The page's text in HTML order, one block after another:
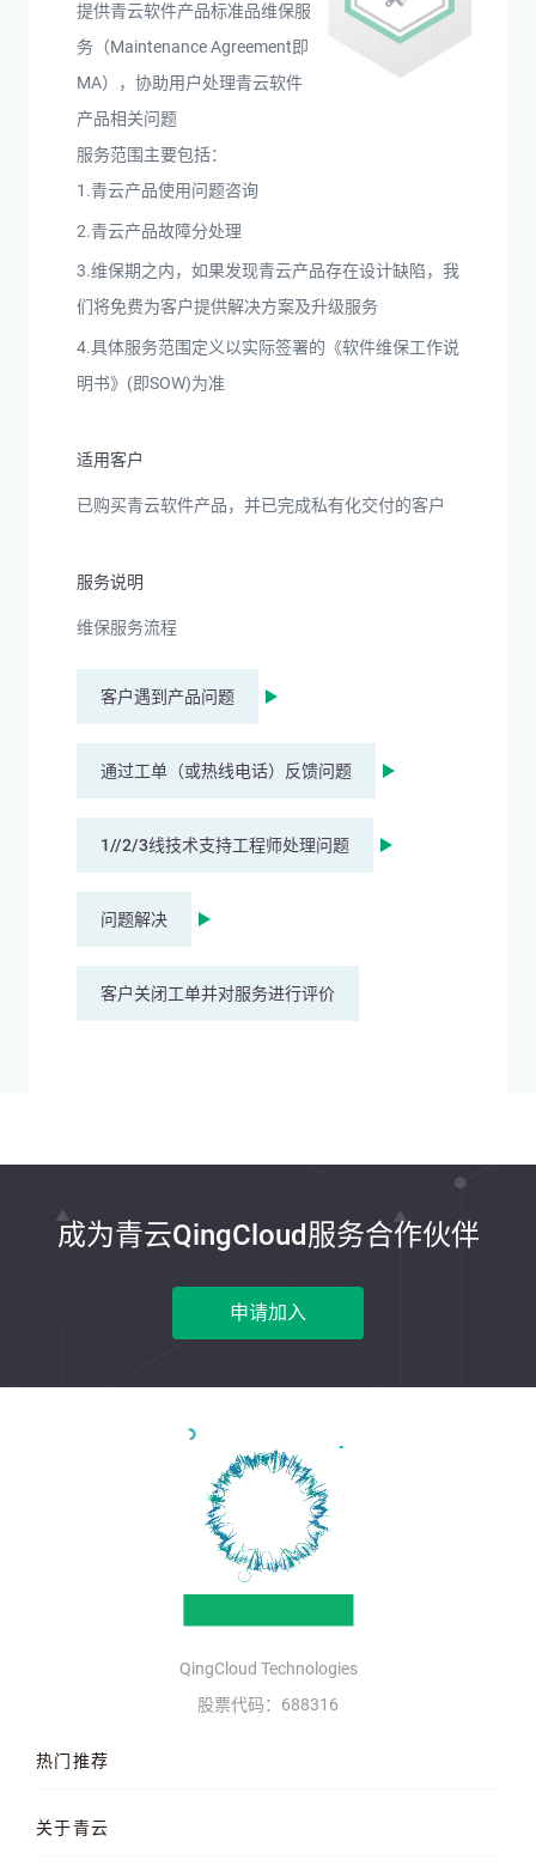
提供青云软件产品标准品维保服
务（Maintenance Agreement即
MA），协助用户处理青云软件
产品相关问题
服务范围主要包括：
1.青云产品使用问题咨询
2.青云产品故障分处理
3.维保期之内，如果发现青云产品存在设计缺陷，我
们将免费为客户提供解决方案及升级服务
4.具体服务范围定义以实际签署的《软件维保工作说
明书》(即SOW)为准
适用客户
已购买青云软件产品，并已完成私有化交付的客户
服务说明
维保服务流程
客户遇到产品问题
通过工单（或热线电话）反馈问题
1//2/3线技术支持工程师处理问题
问题解决
客户关闭工单并对服务进行评价
成为青云QingCloud服务合作伙伴
申请加入
QingCloud Technologies
股票代码：688316
热门推荐
QKE 容器引擎
关于青云